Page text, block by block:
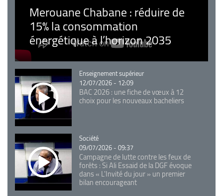
Merouane Chabane : réduire de
15% la consommation
énergétique à l’horizon 2035
Catégorie
Enseignement supérieur
12/07/2026 - 12:09
BAC 2026 : une fiche de vœux à 12
choix pour les nouveaux bacheliers
Catégorie
Société
09/07/2026 - 09:37
Campagne de lutte contre les feux de
forêts : Si Ali Essaid de la DGF évoque
dans « L'Invité du jour » un premier
bilan encourageant